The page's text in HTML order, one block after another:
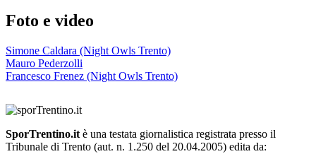
Foto e video
Simone Caldara (Night Owls Trento)
Mauro Pederzolli
Francesco Frenez (Night Owls Trento)
SporTrentino.it è una testata giornalistica registrata presso il
Tribunale di Trento (aut. n. 1.250 del 20.04.2005) edita da: